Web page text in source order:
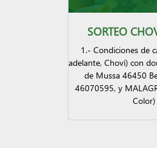
SORTEO
1.- Condiciones de
adelante, Choví) con
de Mussa 46450
46070595, y